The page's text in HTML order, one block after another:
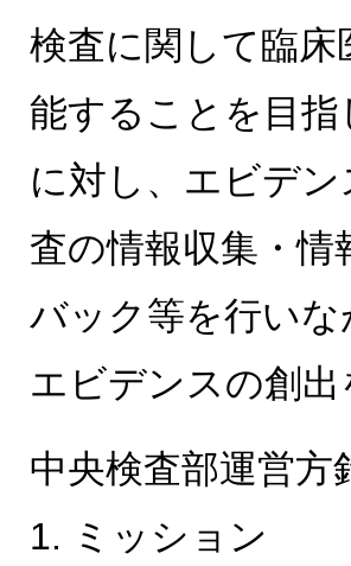
検査に関して臨
能することを目
に対し、エビデ
査の情報収集・情
バック等を行い
エビデンスの創
中央検査部運営
1. ミッション